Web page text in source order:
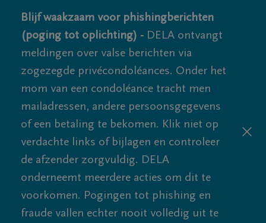
Blijf waakzaam voor phishingberichten
(poging tot oplichting) - DELA ontvangt
meldingen over valse berichten via
zogezegde privécondoléances. Onder het
mom van een condoléance tracht men
mailadressen, andere persoonsgegevens
of een betaling te bekomen. Klik niet op
verdachte links of bijlagen en controleer
de afzender zorgvuldig. DELA
onderneemt meerdere acties om dit te
voorkomen. Pogingen tot phishing en
fraude vallen echter nooit volledig uit te